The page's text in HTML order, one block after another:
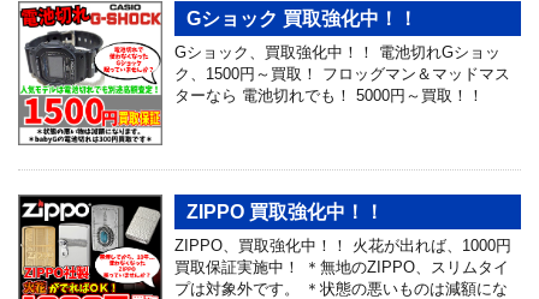
Gショック 買取強化中！！
Gショック、買取強化中！！ 電池切れGショッ
ク、1500円～買取！ フロッグマン＆マッドマス
ターなら 電池切れでも！ 5000円～買取！！
ZIPPO 買取強化中！！
ZIPPO、買取強化中！！ 火花が出れば、1000円
買取保証実施中！ ＊無地のZIPPO、スリムタイ
プは対象外です。 ＊状態の悪いものは減額にな